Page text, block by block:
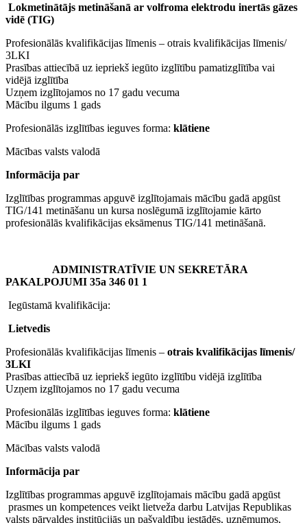
Lokmetinātājs metināšanā ar volfroma elektrodu inertās gāzes
vidē (TIG)
Profesionālās kvalifikācijas līmenis – otrais kvalifikācijas līmenis/
3LKI
Prasības attiecībā uz iepriekš iegūto izglītību pamatizglītība vai
vidējā izglītība
Uzņem izglītojamos no 17 gadu vecuma
Mācību ilgums 1 gads
Profesionālās izglītības ieguves forma: klātiene
Mācības valsts valodā
Informācija par
Izglītības programmas apguvē izglītojamais mācību gadā apgūst
TIG/141 metināšanu un kursa noslēgumā izglītojamie kārto
profesionālās kvalifikācijas eksāmenus TIG/141 metināšanā.
ADMINISTRATĪVIE UN SEKRETĀRA
PAKALPOJUMI 35a 346 01 1
Iegūstamā kvalifikācija:
Lietvedis
Profesionālās kvalifikācijas līmenis – otrais kvalifikācijas līmenis/
3LKI
Prasības attiecībā uz iepriekš iegūto izglītību vidējā izglītība
Uzņem izglītojamos no 17 gadu vecuma
Profesionālās izglītības ieguves forma: klātiene
Mācību ilgums 1 gads
Mācības valsts valodā
Informācija par
Izglītības programmas apguvē izglītojamais mācību gadā apgūst
prasmes un kompetences veikt lietveža darbu Latvijas Republikas
valsts pārvaldes institūcijās un pašvaldību iestādēs, uzņēmumos,